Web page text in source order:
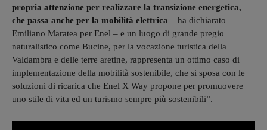
propria attenzione per realizzare la transizione energetica,
che passa anche per la mobilità elettrica – ha dichiarato
Emiliano Maratea per Enel – e un luogo di grande pregio
naturalistico come Bucine, per la vocazione turistica della
Valdambra e delle terre aretine, rappresenta un ottimo caso di
implementazione della mobilità sostenibile, che si sposa con le
soluzioni di ricarica che Enel X Way propone per promuovere
uno stile di vita ed un turismo sempre più sostenibili”.